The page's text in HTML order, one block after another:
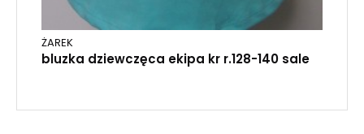
ŻAREK
bluzka dziewczęca ekipa kr r.128-140 sale